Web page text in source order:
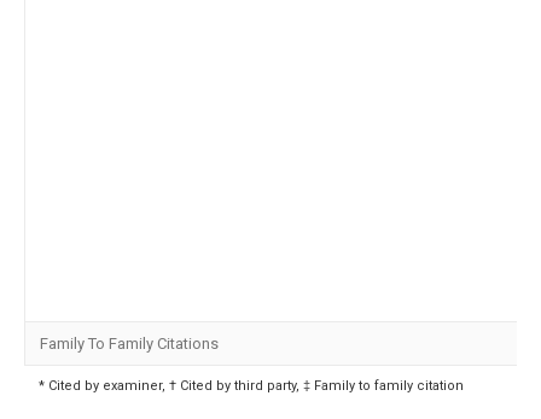
Family To Family Citations
* Cited by examiner, † Cited by third party, ‡ Family to family citation